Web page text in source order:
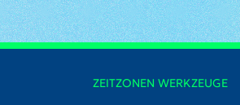
ZEITZONEN WERKZEUGE